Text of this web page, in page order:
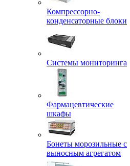
Компрессорно-
конденсаторные блоки
Системы мониторинга
Фармацевтические
шкафы
Бонеты морозильные с
выносным агрегатом